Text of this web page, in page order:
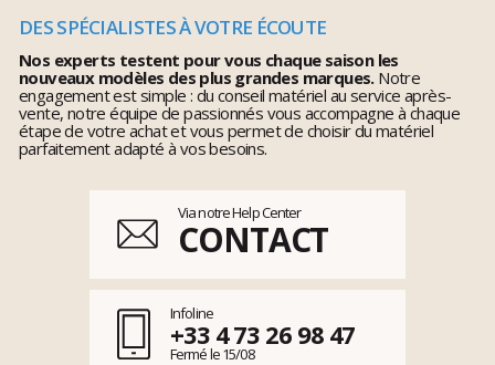
DES SPÉCIALISTES À VOTRE ÉCOUTE
Nos experts testent pour vous chaque saison les
nouveaux modèles des plus grandes marques.Notre
engagement est simple : du conseil matériel au service après-
vente, notre équipe de passionnés vous accompagne à chaque
étape de votre achat et vous permet de choisir du matériel
parfaitement adapté à vos besoins.
Via notre Help Center
CONTACT
Infoline
+33 4 73 26 98 47
Fermé le 15/08